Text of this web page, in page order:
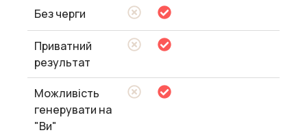
Без черги
Приватний
результат
Можливість
генерувати на
"Ви"